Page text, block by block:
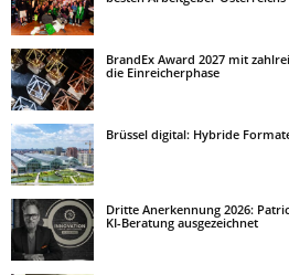
BrandEx Award 2027 mit
die Einreicherphase
Brüssel digital: Hybride
Dritte Anerkennung 2026:
KI-Beratung ausgezeichnet